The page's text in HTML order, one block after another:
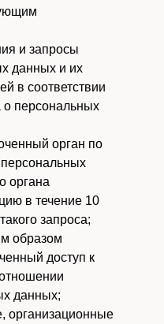
и запросы
данных и их
в соответствии
о персональных
орган по
органа
в течение 10
запроса;
образом
доступ к
данных;
организационные